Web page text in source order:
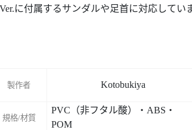
に付属するサンダルや足首に対応してい
製作者 Kotobukiya
規格/材質
PVC（非フタル酸）・ABS・
POM